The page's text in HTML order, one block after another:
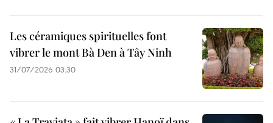
Les céramiques spirituelles font
vibrer le mont Bà Den à Tây Ninh
31/07/2026 03:30